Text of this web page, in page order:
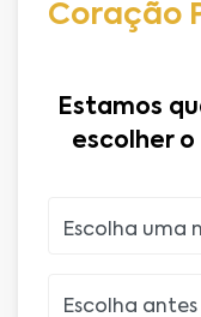
Coração
Estamos
escolher